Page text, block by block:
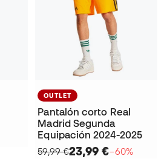
OUTLET
Pantalón corto Real
Madrid Segunda
Equipación 2024-2025
59,99 €23,99 €−60%